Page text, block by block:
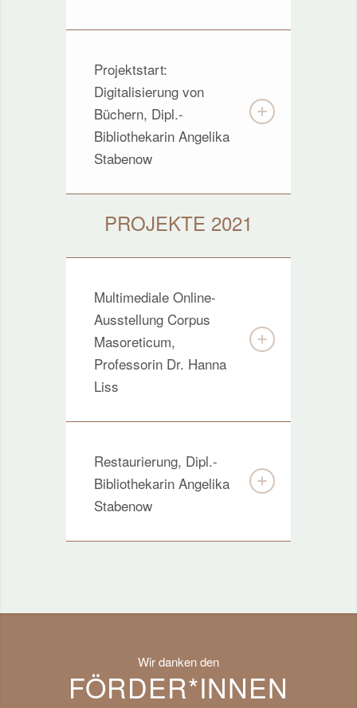
Projektstart:
Digitalisierung von
Büchern, Dipl.-
Bibliothekarin Angelika
Stabenow
PROJEKTE 2021
Multimediale Online-
Ausstellung Corpus
Masoreticum,
Professorin Dr. Hanna
Liss
Restaurierung, Dipl.-
Bibliothekarin Angelika
Stabenow
Wir danken den
FÖRDER*INNEN